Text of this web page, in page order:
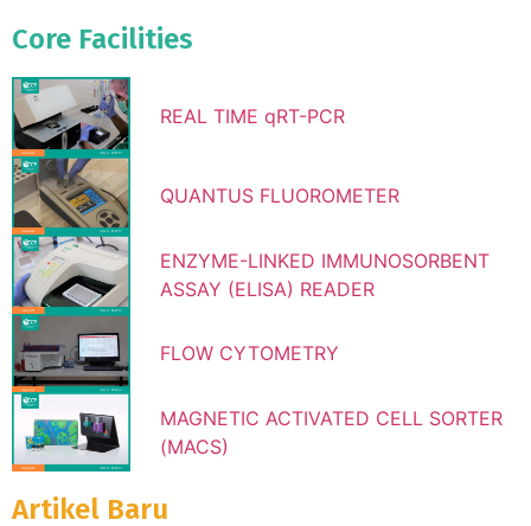
Core Facilities
REAL TIME qRT-PCR
QUANTUS FLUOROMETER
ENZYME-LINKED IMMUNOSORBENT
ASSAY (ELISA) READER
FLOW CYTOMETRY
MAGNETIC ACTIVATED CELL SORTER
(MACS)
Artikel Baru